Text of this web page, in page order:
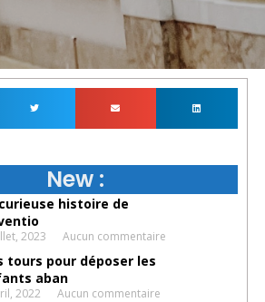
New :
histoire de
2023 Aucun commentaire
tours pour déposer les
aban
2022 Aucun commentaire